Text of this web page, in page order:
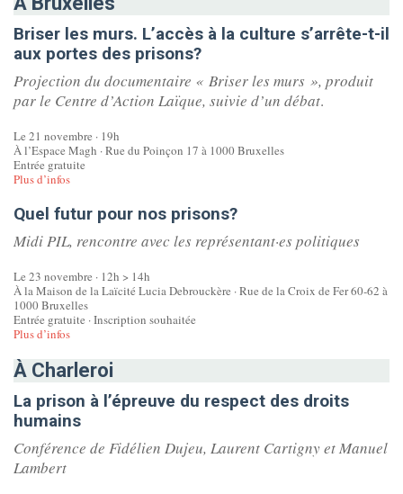
Briser les murs. L’accès à la culture s’arrête-t-il
aux portes des prisons?
Projection du documentaire « Briser les murs », produit
par le Centre d’Action Laïque, suivie d’un débat.
Le 21 novembre · 19h
À l’Espace Magh · Rue du Poinçon 17 à 1000 Bruxelles
Entrée gratuite
Plus d’infos
Quel futur pour nos prisons?
Midi PIL, rencontre avec les représentant·es politiques
Le 23 novembre · 12h > 14h
À la Maison de la Laïcité Lucia Debrouckère · Rue de la Croix de Fer 60-62 à
1000 Bruxelles
Entrée gratuite · Inscription souhaitée
Plus d’infos
À Charleroi
La prison à l’épreuve du respect des droits
humains
Conférence de Fidélien Dujeu, Laurent Cartigny et Manuel
Lambert